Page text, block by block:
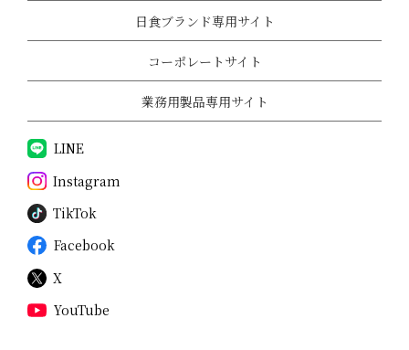
日食ブランド専用サイト
コーポレートサイト
業務用製品専用サイト
LINE
Instagram
TikTok
Facebook
X
YouTube